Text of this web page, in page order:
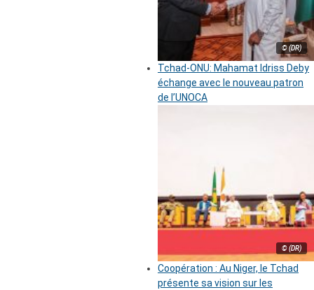
© (DR)
Tchad-ONU: Mahamat Idriss Deby
échange avec le nouveau patron
de l’UNOCA
© (DR)
Coopération : Au Niger, le Tchad
présente sa vision sur les